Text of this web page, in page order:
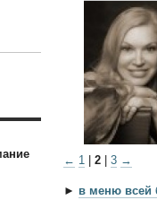
← 1 2 3 →
► в меню всей